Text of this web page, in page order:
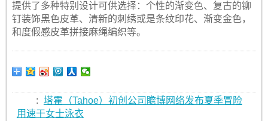
提供了多种特别设计可供选择：个性的渐变色、复古的铆
钉装饰黑色皮革、清新的刺绣或是条纹印花、渐变金色，
和度假感皮革拼接麻绳编织等。
: 塔霍（Tahoe）初创公司瞻博网络发布夏季冒险
用速干女士泳衣